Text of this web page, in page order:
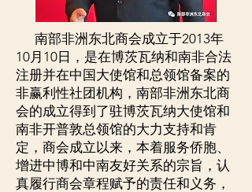
南部非洲东北商会成立于2013年
10月10日，是在博茨瓦纳和南非合法
注册并在中国大使馆和总领馆备案的
非赢利性社团机构，南部非洲东北商
会的成立得到了驻博茨瓦纳大使馆和
南非开普敦总领馆的大力支持和肯
定，商会成立以来，本着服务侨胞、
增进中博和中南友好关系的宗旨，认
真履行商会章程赋予的责任和义务，